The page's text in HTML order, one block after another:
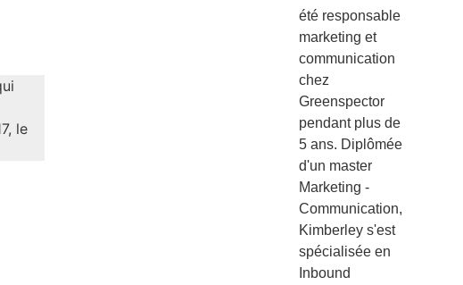
le
été responsable
marketing et
communication
chez
Greenspector
pendant plus de
5 ans. Diplômée
d'un master
Marketing -
Communication,
Kimberley s'est
spécialisée en
Inbound